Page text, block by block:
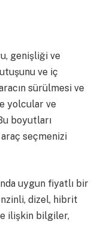
genişliği ve
ve iç
sürülmesi ve
yolcular ve
boyutları
araç seçmenizi
uygun fiyatlı bir
dizel, hibrit
ilişkin bilgiler,